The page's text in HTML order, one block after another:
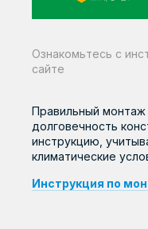
Ознакомьтесь с
сайте
Правильный
долговечность
инструкцию,
климатические
Инструкция по